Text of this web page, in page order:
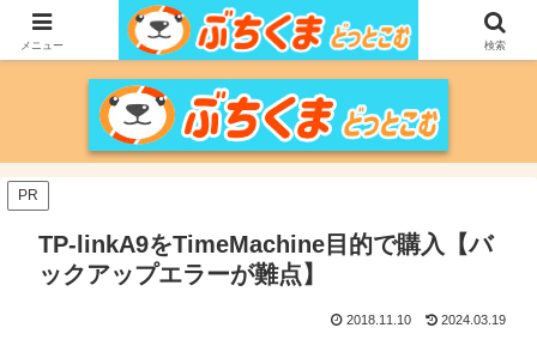
家づくりをメインに、家電、PC/MACなどのレビュー、育児、新潟の情報を気
の向くままに、気が済むまで調べ上げるブログです。
PR
TP-linkA9をTimeMachine目的で購入【バ
ックアップエラーが難点】
2018.11.10 2024.03.19
メニュー 検索